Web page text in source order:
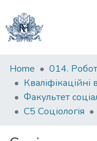
Communities
&
Collections
All of DSpace
Home
014.
С5 Соціологія